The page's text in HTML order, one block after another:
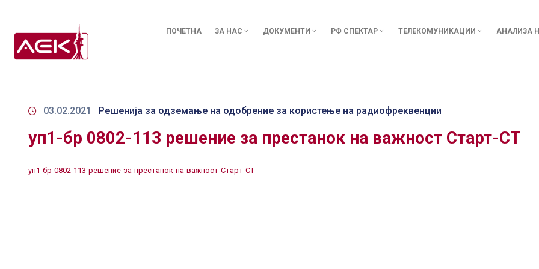
ПОЧЕТНА ЗА НАС ДОКУМЕНТИ РФ СПЕКТАР ТЕЛЕКОМУНИКАЦИИ АНАЛИЗА
03.02.2021 Решенија за одземање на одобрение за користење на радиофреквенции
уп1-бр 0802-113 решение за престанок на важност Старт-СТ
уп1-бр-0802-113-решение-за-престанок-на-важност-Старт-СТ